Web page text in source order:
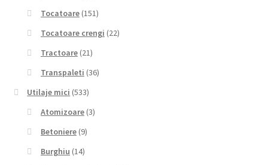
Tocatoare (151)
Tocatoare crengi (22)
Tractoare (21)
Transpaleti (36)
Utilaje mici (533)
Atomizoare (3)
Betoniere (9)
Burghiu (14)